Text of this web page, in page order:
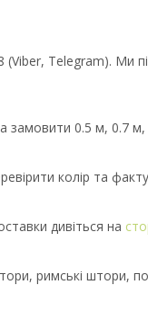
Telegram). Ми
замовити 0.5 м, 0.7
колір та
дивіться на
римські штори,